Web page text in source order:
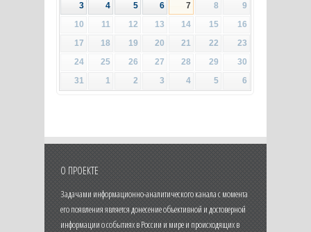
3
4 5 6 7 8
9
10
11 12 13 14 15
16
17
18 19 20 21 22
23
24
25 26 27 28 29
30
31
1 2 3 4 5 6
О ПРОЕКТЕ
Задачами информационно-аналитического канала с момента
его появления является донесение объективной и достоверной
информации о событиях в России и мире и происходящих в